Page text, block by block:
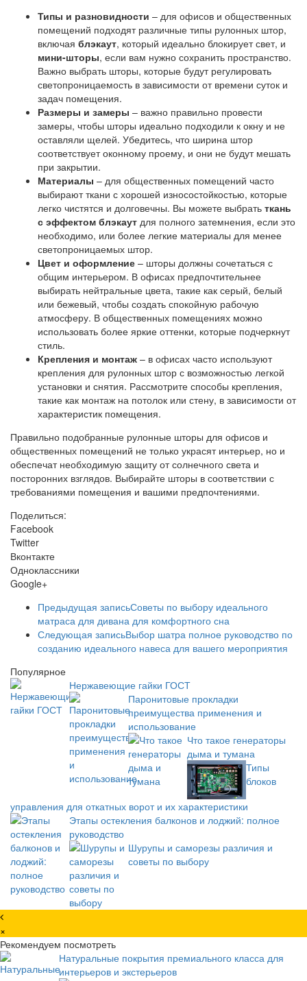
Типы и разновидности – для офисов и общественных
помещений подходят различные типы рулонных штор,
включая блэкаут, который идеально блокирует свет, и
мини-шторы, если вам нужно сохранить пространство.
Важно выбрать шторы, которые будут регулировать
светопроницаемость в зависимости от времени суток и
задач помещения.
Размеры и замеры – важно правильно провести
замеры, чтобы шторы идеально подходили к окну и не
оставляли щелей. Убедитесь, что ширина штор
соответствует оконному проему, и они не будут мешать
при закрытии.
Материалы – для общественных помещений часто
выбирают ткани с хорошей износостойкостью, которые
легко чистятся и долговечны. Вы можете выбрать ткань
с эффектом блэкаут для полного затемнения, если это
необходимо, или более легкие материалы для менее
светопроницаемых штор.
Цвет и оформление – шторы должны сочетаться с
общим интерьером. В офисах предпочтительнее
выбирать нейтральные цвета, такие как серый, белый
или бежевый, чтобы создать спокойную рабочую
атмосферу. В общественных помещениях можно
использовать более яркие оттенки, которые подчеркнут
стиль.
Крепления и монтаж – в офисах часто используют
крепления для рулонных штор с возможностью легкой
установки и снятия. Рассмотрите способы крепления,
такие как монтаж на потолок или стену, в зависимости от
характеристик помещения.
Правильно подобранные рулонные шторы для офисов и
общественных помещений не только украсят интерьер, но и
обеспечат необходимую защиту от солнечного света и
посторонних взглядов. Выбирайте шторы в соответствии с
требованиями помещения и вашими предпочтениями.
Поделиться:
Facebook
Twitter
Вконтакте
Одноклассники
Google+
Предыдущая записьСоветы по выбору идеального
матраса для дивана для комфортного сна
Следующая записьВыбор шатра полное руководство по
созданию идеального навеса для вашего мероприятия
Популярное
Нержавеющие гайки ГОСТ
Паронитовые прокладки
преимущества применения и
использование
Что такое генераторы
дыма и тумана
Типы
блоков
управления для откатных ворот и их характеристики
Этапы остекления балконов и лоджий: полное
руководство
Шурупы и саморезы различия и
советы по выбору
×
Рекомендуем посмотреть
Натуральные покрытия премиального класса для
интерьеров и экстерьеров